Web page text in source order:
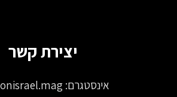
יצירת קשר
אינסטגרם: